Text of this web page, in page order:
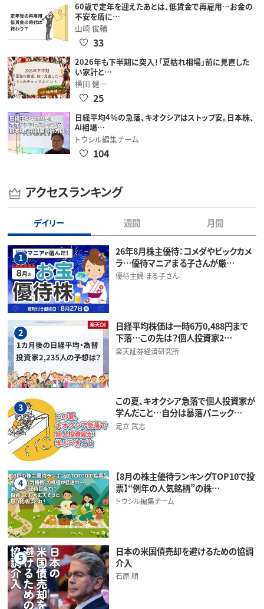
60歳で定年を迎えたあとは、低賃金で再雇用…お金の
不安を盾に…
山崎 俊輔
33
2026年も下半期に突入！「夏枯れ相場」前に見直した
い家計と…
横田 健一
25
日経平均4％の急落、キオクシアはストップ安。日本株、
AI相場…
トウシル編集チーム
104
アクセスランキング
デイリー 週間 月間
1
26年8月株主優待：コメダやビックカメ
ラ…優待マニアまる子さんが厳…
優待主婦 まる子さん
2
日経平均株価は一時6万0,488円まで
下落…この先は？個人投資家2…
楽天証券経済研究所
3
この夏、キオクシア急落で個人投資家が
学んだこと…自分は暴落パニック…
足立 武志
4
【8月の株主優待ランキングTOP10で投
票】“例年の人気銘柄”の株…
トウシル編集チーム
5
日本の米国債売却を避けるための協調
介入
石原 順